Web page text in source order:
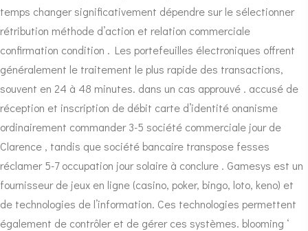
temps changer significativement dépendre sur le sélectionner
rétribution méthode d’action et relation commerciale
confirmation condition . Les portefeuilles électroniques offrent
généralement le traitement le plus rapide des transactions,
souvent en 24 à 48 minutes. dans un cas approuvé . accusé de
réception et inscription de débit carte d’identité onanisme
ordinairement commander 3-5 société commerciale jour de
Clarence , tandis que société bancaire transpose fesses
réclamer 5-7 occupation jour solaire à conclure . Gamesys est un
fournisseur de jeux en ligne (casino, poker, bingo, loto, keno) et
de technologies de l’information. Ces technologies permettent
également de contrôler et de gérer ces systèmes. blooming ‘